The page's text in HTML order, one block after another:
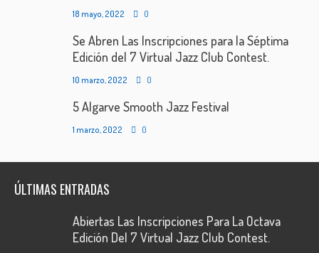
18 mayo, 2022 0
Se Abren Las Inscripciones para la Séptima
Edición del 7 Virtual Jazz Club Contest.
10 marzo, 2022 0
5 Algarve Smooth Jazz Festival
1 marzo, 2022 0
ÚLTIMAS ENTRADAS
Abiertas Las Inscripciones Para La Octava
Edición Del 7 Virtual Jazz Club Contest.